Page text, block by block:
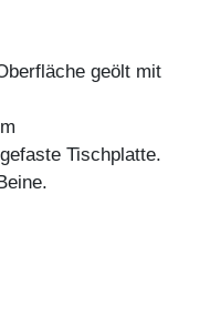
geölt mit
Tischplatte.